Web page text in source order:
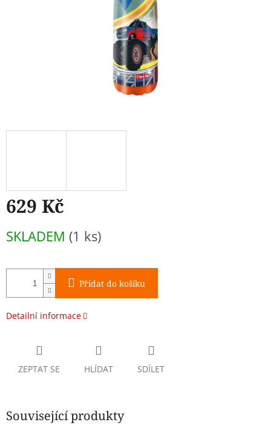
629 Kč
cena:
SKLADEM (1 ks)
Přidat do košíku
Detailní informace
ZEPTAT SE HLÍDAT SDÍLET
Související produkty